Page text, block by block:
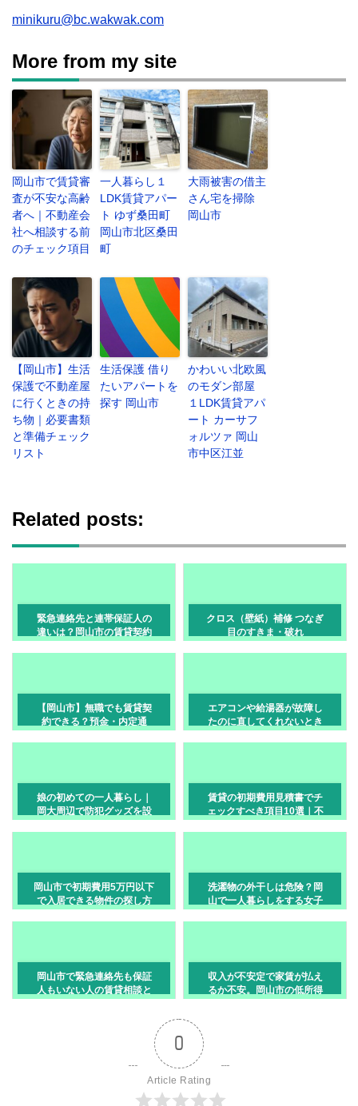
minikuru@bc.wakwak.com
More from my site
岡山市で賃貸審
査が不安な高齢
者へ｜不動産会
社へ相談する前
のチェック項目
一人暮らし１
LDK賃貸アパー
ト ゆず桑田町
岡山市北区桑田
町
大雨被害の借主
さん宅を掃除
岡山市
【岡山市】生活
保護で不動産屋
に行くときの持
ち物｜必要書類
と準備チェック
リスト
生活保護 借り
たいアパートを
探す 岡山市
かわいい北欧風
のモダン部屋
１LDK賃貸アパ
ート カーサフ
ォルツァ 岡山
市中区江並
Related posts:
緊急連絡先と連帯保証人の
違いは？岡山市の賃貸契約
クロス（壁紙）補修 つなぎ
目のすきま・破れ
【岡山市】無職でも賃貸契
約できる？預金・内定通
エアコンや給湯器が故障し
たのに直してくれないとき
娘の初めての一人暮らし｜
岡大周辺で防犯グッズを設
賃貸の初期費用見積書でチ
ェックすべき項目10選｜不
岡山市で初期費用5万円以下
で入居できる物件の探し方
洗濯物の外干しは危険？岡
山で一人暮らしをする女子
岡山市で緊急連絡先も保証
人もいない人の賃貸相談と
収入が不安定で家賃が払え
るか不安。岡山市の低所得
0
Article Rating